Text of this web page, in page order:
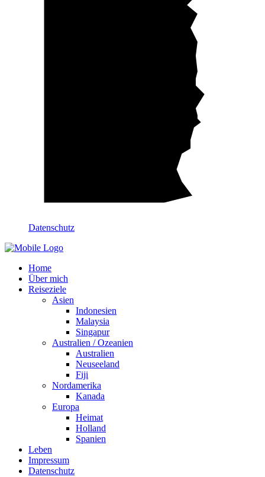
Datenschutz
Home
Über mich
Reiseziele
Asien
Indonesien
Malaysia
Singapur
Australien / Ozeanien
Australien
Neuseeland
Fiji
Nordamerika
Kanada
Europa
Heimat
Holland
Spanien
Leben
Impressum
Datenschutz